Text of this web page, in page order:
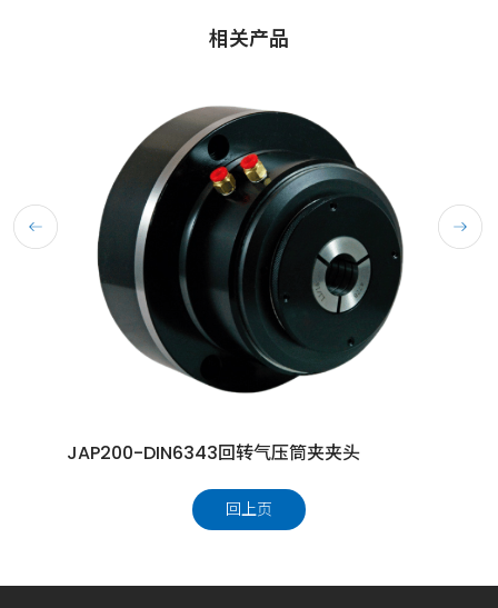
相关产品
JAP200-DIN6343回转气压筒夹夹头
回上页